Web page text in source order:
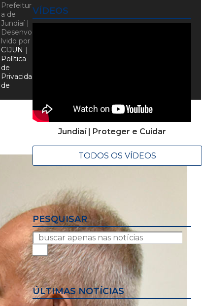
VÍDEOS
Jundiaí | Proteger e Cuidar
TODOS OS VÍDEOS
PESQUISAR
ÚLTIMAS NOTÍCIAS
Prefeitur
a de
Jundiaí |
Desenvo
lvido por
CIJUN |
Política
de
Privacida
de